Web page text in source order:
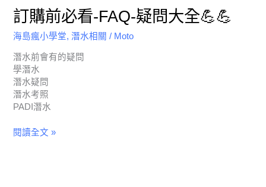
訂購前必看-FAQ-疑問大全💪💪
海島瘋小學堂,潛水相關 / Moto
潛水前會有的疑問
學潛水
潛水疑問
潛水考照
PADI潛水
閱讀全文 »